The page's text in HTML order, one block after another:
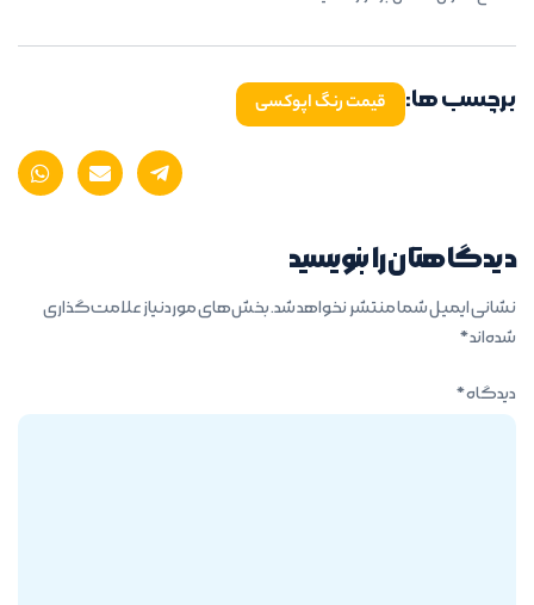
برچسب ها: قیمت رنگ اپوکسی
دیدگاهتان را بنویسید
نشانی ایمیل شما منتشر نخواهد شد.بخش‌های موردنیاز علامت‌گذاری
شده‌اند*
دیدگاه*